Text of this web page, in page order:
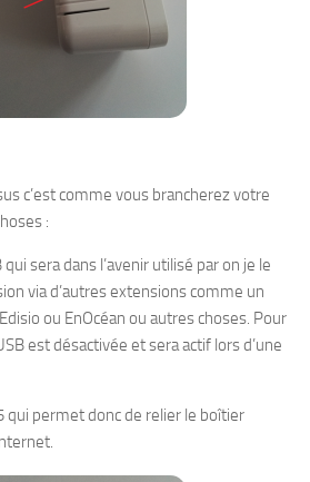
c’est comme vous brancherez votre
:
qui sera dans l’avenir utilisé par on je le
via d’autres extensions comme un
ou EnOcéan ou autres choses. Pour
est désactivée et sera actif lors d’une
qui permet donc de relier le boîtier